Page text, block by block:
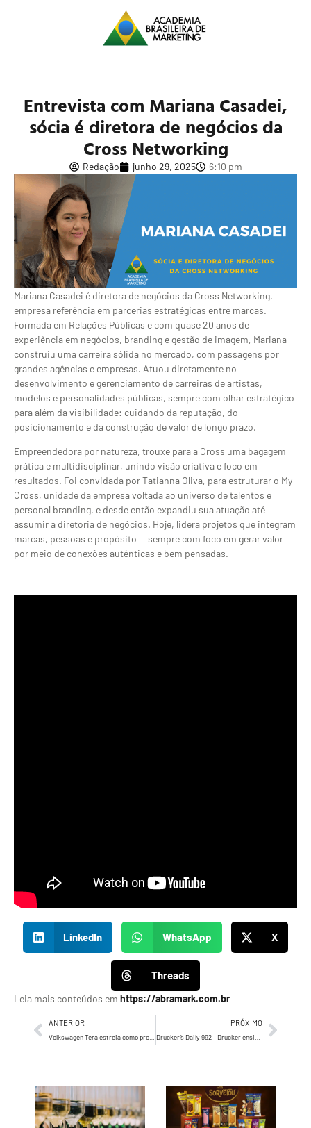
Entrevista com Mariana Casadei,
sócia é diretora de negócios da
Cross Networking
Redação junho 29, 2025 6:10 pm
Mariana Casadei é diretora de negócios da Cross Networking,
empresa referência em parcerias estratégicas entre marcas.
Formada em Relações Públicas e com quase 20 anos de
experiência em negócios, branding e gestão de imagem, Mariana
construiu uma carreira sólida no mercado, com passagens por
grandes agências e empresas. Atuou diretamente no
desenvolvimento e gerenciamento de carreiras de artistas,
modelos e personalidades públicas, sempre com olhar estratégico
para além da visibilidade: cuidando da reputação, do
posicionamento e da construção de valor de longo prazo.
Empreendedora por natureza, trouxe para a Cross uma bagagem
prática e multidisciplinar, unindo visão criativa e foco em
resultados. Foi convidada por Tatianna Oliva, para estruturar o My
Cross, unidade da empresa voltada ao universo de talentos e
personal branding, e desde então expandiu sua atuação até
assumir a diretoria de negócios. Hoje, lidera projetos que integram
marcas, pessoas e propósito — sempre com foco em gerar valor
por meio de conexões autênticas e bem pensadas.
LinkedIn WhatsApp X
Threads
Leia mais conteúdos em https://abramark.com.br
ANTERIOR PRÓXIMO